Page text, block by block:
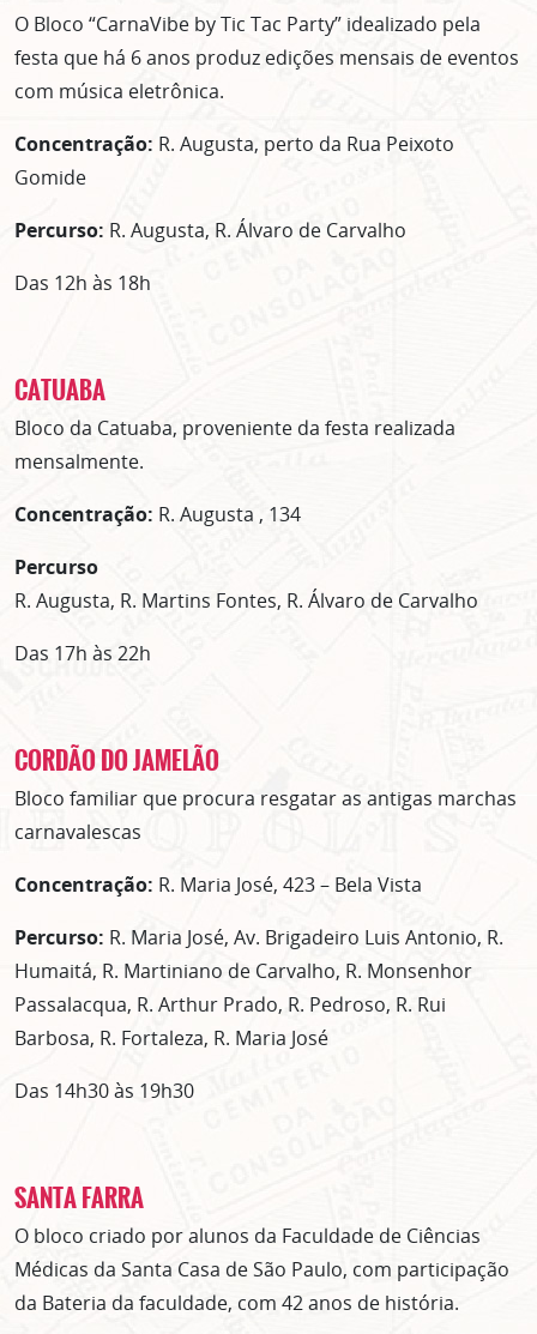
O Bloco “CarnaVibe by Tic Tac Party” idealizado pela
festa que há 6 anos produz edições mensais de eventos
com música eletrônica.
Concentração: R. Augusta, perto da Rua Peixoto
Gomide
Percurso: R. Augusta, R. Álvaro de Carvalho
Das 12h às 18h
CATUABA
Bloco da Catuaba, proveniente da festa realizada
mensalmente.
Concentração: R. Augusta , 134
Percurso
R. Augusta, R. Martins Fontes, R. Álvaro de Carvalho
Das 17h às 22h
CORDÃO DO JAMELÃO
Bloco familiar que procura resgatar as antigas marchas
carnavalescas
Concentração: R. Maria José, 423 – Bela Vista
Percurso: R. Maria José, Av. Brigadeiro Luis Antonio, R.
Humaitá, R. Martiniano de Carvalho, R. Monsenhor
Passalacqua, R. Arthur Prado, R. Pedroso, R. Rui
Barbosa, R. Fortaleza, R. Maria José
Das 14h30 às 19h30
SANTA FARRA
O bloco criado por alunos da Faculdade de Ciências
Médicas da Santa Casa de São Paulo, com participação
da Bateria da faculdade, com 42 anos de história.